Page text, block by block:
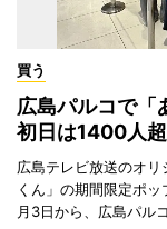
買う
広島パルコで
初日は1400人
広島テレビ放送のオ
くん」の期間限定ポ
月3日から、広島パル